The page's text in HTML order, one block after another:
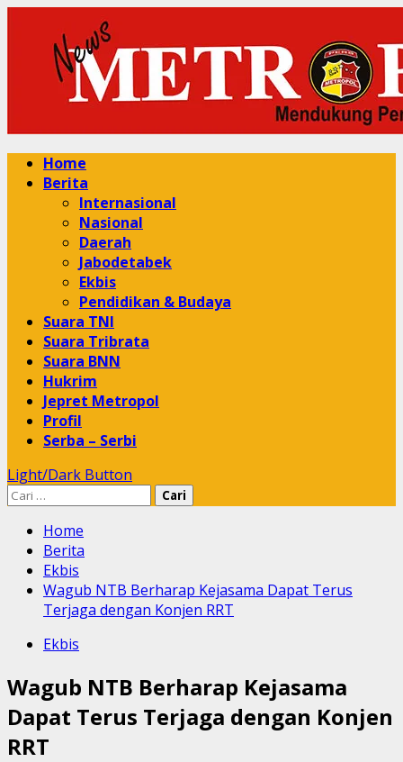
content
Primary
Menu
Home
Berita
Internasional
Nasional
Daerah
Jabodetabek
Ekbis
Pendidikan & Budaya
Suara TNI
Suara Tribrata
Suara BNN
Hukrim
Jepret Metropol
Profil
Serba – Serbi
Light/Dark Button
Cari
Home
Berita
Ekbis
Wagub NTB Berharap Kejasama Dapat Terus
Terjaga dengan Konjen RRT
Ekbis
Wagub NTB Berharap Kejasama
Dapat Terus Terjaga dengan Konjen
RRT